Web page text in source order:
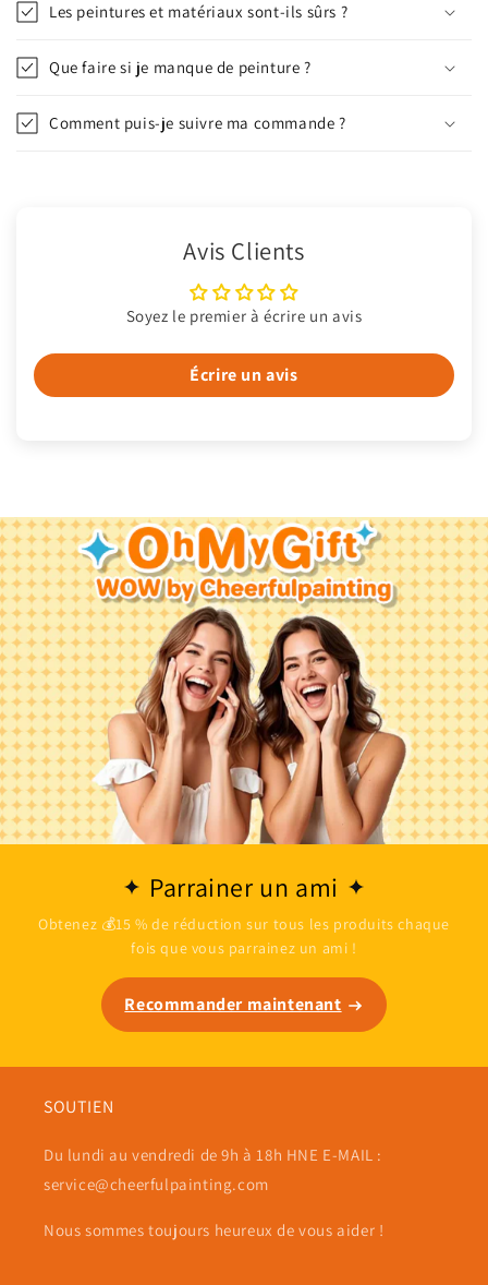
Les peintures et matériaux sont-ils sûrs ?
Que faire si je manque de peinture ?
Comment puis-je suivre ma commande ?
Avis Clients
Soyez le premier à écrire un avis
Écrire un avis
Parrainer un ami
Obtenez 💰15 % de réduction sur tous les produits chaque
fois que vous parrainez un ami !
Recommander maintenant
SOUTIEN
Du lundi au vendredi de 9h à 18h HNE E-MAIL :
service@cheerfulpainting.com
Nous sommes toujours heureux de vous aider !